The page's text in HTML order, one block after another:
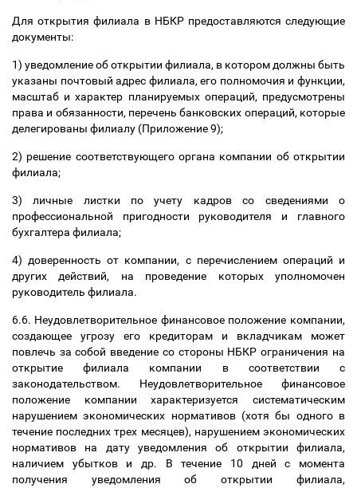
Для открытия филиала в НБКР предоставляются следующие
документы:
1) уведомление об открытии филиала, в котором должны быть
указаны почтовый адрес филиала, его полномочия и функции,
масштаб и характер планируемых операций, предусмотрены
права и обязанности, перечень банковских операций, которые
делегированы филиалу (Приложение 9);
2) решение соответствующего органа компании об открытии
филиала;
3) личные листки по учету кадров со сведениями о
профессиональной пригодности руководителя и главного
бухгалтера филиала;
4) доверенность от компании, с перечислением операций и
других действий, на проведение которых уполномочен
руководитель филиала.
6.6. Неудовлетворительное финансовое положение компании,
создающее угрозу его кредиторам и вкладчикам может
повлечь за собой введение со стороны НБКР ограничения на
открытие филиала компании в соответствии с
законодательством. Неудовлетворительное финансовое
положение компании характеризуется систематическим
нарушением экономических нормативов (хотя бы одного в
течение последних трех месяцев), нарушением экономических
нормативов на дату уведомления об открытии филиала,
наличием убытков и др. В течение 10 дней с момента
получения уведомления об открытии филиала,